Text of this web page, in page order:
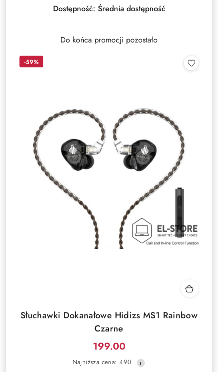
Dostępność: Średnia dostępność
Do końca promocji pozostało
Słuchawki Dokanałowe Hidizs MS1 Rainbow
Czarne
Cena
promocyjna:
199.00
Najniższa
Najniższa cena: 490
-59%